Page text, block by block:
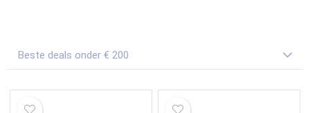
Beste deals onder € 200